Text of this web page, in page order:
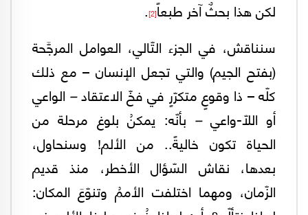
لكن هذا بحثٌ آخر طبعاً[2]
.
سنناقش، في الجزء التّالي، العوامل المرجَّحة
(بفتح الجيم) والتي تجعل الإنسان – مع ذلك
كلّه – ذا وقوعٍ متكرّرٍ في فخّ الاعتقاد– الواعي
أو اللّا-واعي– بأنّه: يمكنُ بلوغ مرحلة من
الحياة تكون خاليةً.. من الألم! وسنحاول،
بعدها، نقاش السّؤال الأخطر، منذ قديم
الزّمان، ومهما اختلفت الأممُ وتنوّعَ المكان: